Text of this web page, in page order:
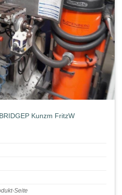
Kunzm FritzW
Seite